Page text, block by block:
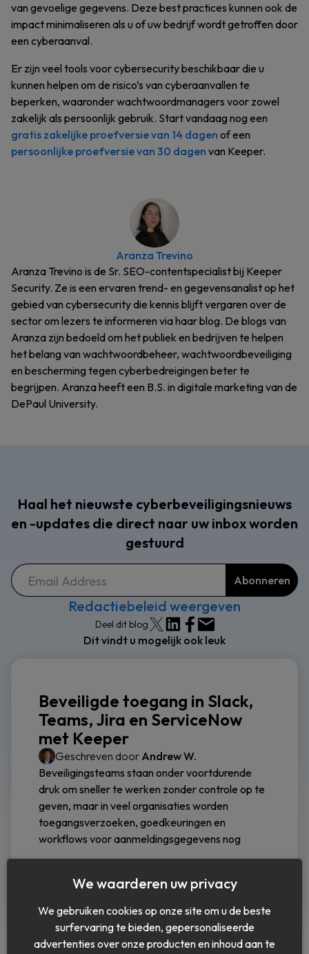
van gevoelige gegevens. Deze best practices kunnen ook de
impact minimaliseren als u of uw bedrijf wordt getroffen door
een cyberaanval.
Er zijn veel tools voor cybersecurity beschikbaar die u
kunnen helpen om de risico’s van cyberaanvallen te
beperken, waaronder wachtwoordmanagers voor zowel
zakelijk als persoonlijk gebruik. Start vandaag nog een
gratis zakelijke proefversie van 14 dagen of een
persoonlijke proefversie van 30 dagen van Keeper.
Aranza Trevino
Aranza Trevino is de Sr. SEO-contentspecialist bij Keeper
Security. Ze is een ervaren trend- en gegevensanalist op het
gebied van cybersecurity die kennis blijft vergaren over de
sector om lezers te informeren via haar blog. De blogs van
Aranza zijn bedoeld om het publiek en bedrijven te helpen
het belang van wachtwoordbeheer, wachtwoordbeveiliging
en bescherming tegen cyberbedreigingen beter te
begrijpen. Aranza heeft een B.S. in digitale marketing van de
DePaul University.
Haal het nieuwste cyberbeveiligingsnieuws
en -updates die direct naar uw inbox worden
gestuurd
Redactiebeleid weergeven
Deel dit blog
Dit vindt u mogelijk ook leuk
Beveiligde toegang in Slack,
Teams, Jira en ServiceNow
met Keeper
Geschreven door Andrew W.
Beveiligingsteams staan onder voortdurende
druk om sneller te werken zonder controle op te
geven, maar in veel organisaties worden
toegangsverzoeken, goedkeuringen en
workflows voor aanmeldingsgegevens nog
Doorgaan met lezen
We waarderen uw privacy
We gebruiken cookies op onze site om u de beste
surfervaring te bieden, gepersonaliseerde
advertenties over onze producten en inhoud aan te